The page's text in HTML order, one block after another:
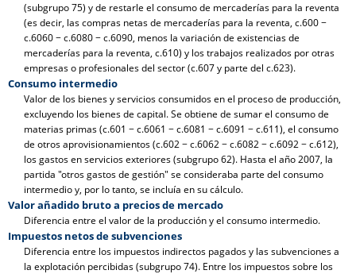
(subgrupo 75) y de restarle el consumo de mercaderías para la reventa
(es decir, las compras netas de mercaderías para la reventa, c.600 −
c.6060 − c.6080 − c.6090, menos la variación de existencias de
mercaderías para la reventa, c.610) y los trabajos realizados por otras
empresas o profesionales del sector (c.607 y parte del c.623).
Consumo intermedio
Valor de los bienes y servicios consumidos en el proceso de producción,
excluyendo los bienes de capital. Se obtiene de sumar el consumo de
materias primas (c.601 − c.6061 − c.6081 − c.6091 − c.611), el consumo
de otros aprovisionamientos (c.602 − c.6062 − c.6082 − c.6092 − c.612),
los gastos en servicios exteriores (subgrupo 62). Hasta el año 2007, la
partida "otros gastos de gestión" se consideraba parte del consumo
intermedio y, por lo tanto, se incluía en su cálculo.
Valor añadido bruto a precios de mercado
Diferencia entre el valor de la producción y el consumo intermedio.
Impuestos netos de subvenciones
Diferencia entre los impuestos indirectos pagados y las subvenciones a
la explotación percibidas (subgrupo 74). Entre los impuestos sobre los